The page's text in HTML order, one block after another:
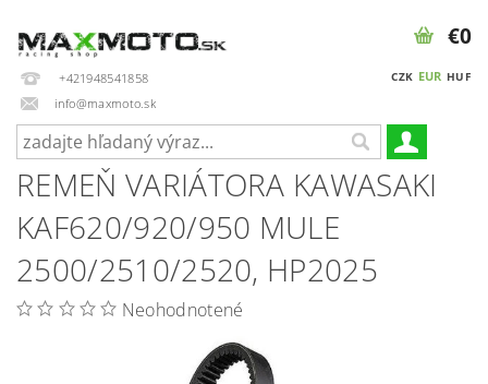
+421948541858
info@maxmoto.sk
CZK EUR HUF
€0
REMEŇ VARIÁTORA KAWASAKI
KAF620/920/950 MULE
2500/2510/2520, HP2025
Neohodnotené